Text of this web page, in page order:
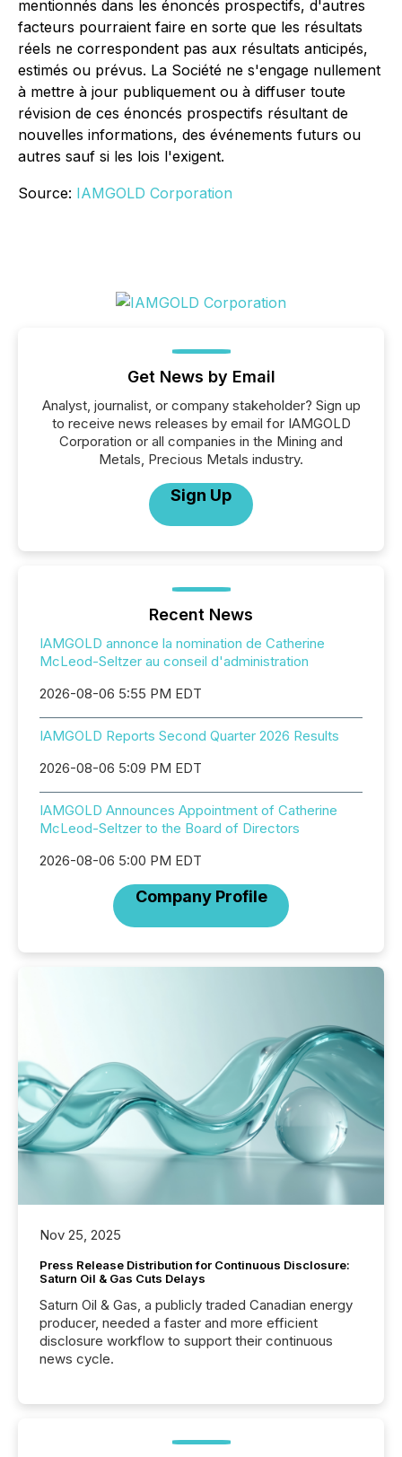
mentionnés dans les énoncés prospectifs, d'autres
facteurs pourraient faire en sorte que les résultats
réels ne correspondent pas aux résultats anticipés,
estimés ou prévus. La Société ne s'engage nullement
à mettre à jour publiquement ou à diffuser toute
révision de ces énoncés prospectifs résultant de
nouvelles informations, des événements futurs ou
autres sauf si les lois l'exigent.
Source: IAMGOLD Corporation
Get News by Email
Analyst, journalist, or company stakeholder? Sign up
to receive news releases by email for IAMGOLD
Corporation or all companies in the Mining and
Metals, Precious Metals industry.
Sign Up
Recent News
IAMGOLD annonce la nomination de Catherine
McLeod-Seltzer au conseil d'administration
2026-08-06 5:55 PM EDT
IAMGOLD Reports Second Quarter 2026 Results
2026-08-06 5:09 PM EDT
IAMGOLD Announces Appointment of Catherine
McLeod-Seltzer to the Board of Directors
2026-08-06 5:00 PM EDT
Company Profile
Nov 25, 2025
Press Release Distribution for Continuous Disclosure:
Saturn Oil & Gas Cuts Delays
Saturn Oil & Gas, a publicly traded Canadian energy
producer, needed a faster and more efficient
disclosure workflow to support their continuous
news cycle.